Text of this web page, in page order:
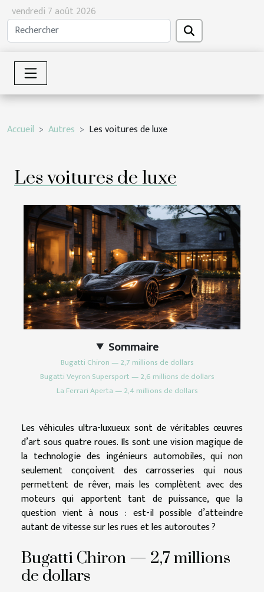
vendredi 7 août 2026
Accueil Autres Les voitures de luxe
Les voitures de luxe
Sommaire
Bugatti Chiron — 2,7 millions de dollars
Bugatti Veyron Supersport — 2,6 millions de dollars
La Ferrari Aperta — 2,4 millions de dollars
Les véhicules ultra-luxueux sont de véritables œuvres
d’art sous quatre roues. Ils sont une vision magique de
la technologie des ingénieurs automobiles, qui non
seulement conçoivent des carrosseries qui nous
permettent de rêver, mais les complètent avec des
moteurs qui apportent tant de puissance, que la
question vient à nous : est-il possible d’atteindre
autant de vitesse sur les rues et les autoroutes ?
Bugatti Chiron — 2,7 millions
de dollars